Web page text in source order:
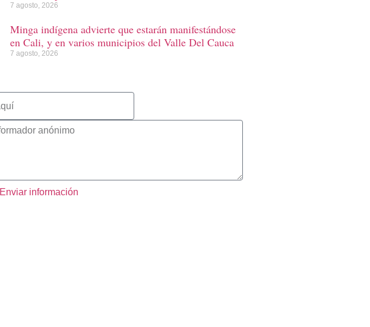
7 agosto, 2026
Minga indígena advierte que estarán manifestándose
en Cali, y en varios municipios del Valle Del Cauca
7 agosto, 2026
Enviar información